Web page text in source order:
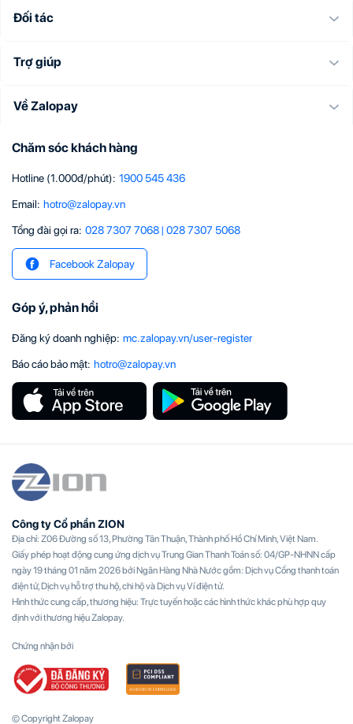
Đối tác
Trợ giúp
Về Zalopay
Chăm sóc khách hàng
Hotline (1.000đ/phút): 1900 545 436
Email: hotro@zalopay.vn
Tổng đài gọi ra: 028 7307 7068| 028 7307 5068
Facebook Zalopay
Góp ý, phản hồi
Đăng ký doanh nghiệp: mc.zalopay.vn/user-register
Báo cáo bảo mật: hotro@zalopay.vn
Công ty Cổ phần ZION
Địa chỉ: Z06 Đường số 13, Phường Tân Thuận, Thành phố Hồ Chí Minh, Việt Nam.
Giấy phép hoạt động cung ứng dịch vụ Trung Gian Thanh Toán số: 04/GP-NHNN cấp
ngày 19 tháng 01 năm 2026 bởi Ngân Hàng Nhà Nước gồm: Dịch vụ Cổng thanh toán
điện tử, Dịch vụ hỗ trợ thu hộ, chi hộ và Dịch vụ Ví điện tử.
Hình thức cung cấp, thương hiệu: Trực tuyến hoặc các hình thức khác phù hợp quy
định với thương hiệu Zalopay.
Chứng nhận bởi
© Copyright Zalopay